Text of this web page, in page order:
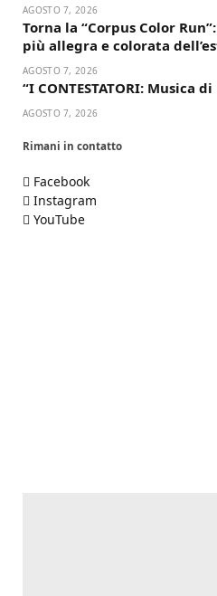
AGOSTO 7, 2026
Torna la “Corpus Color
più allegra e colorata
AGOSTO 7, 2026
“I CONTESTATORI: Musica
AGOSTO 7, 2026
Rimani in contatto
Facebook
Instagram
YouTube